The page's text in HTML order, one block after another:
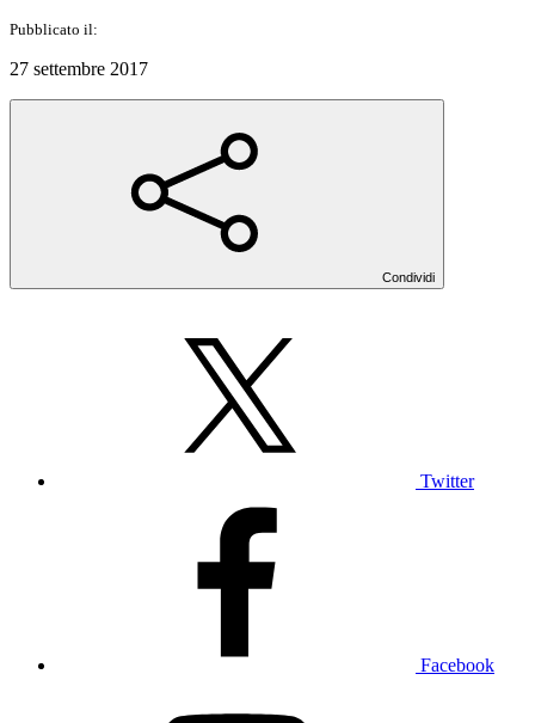
Pubblicato il:
27 settembre 2017
Condividi
Twitter
Facebook